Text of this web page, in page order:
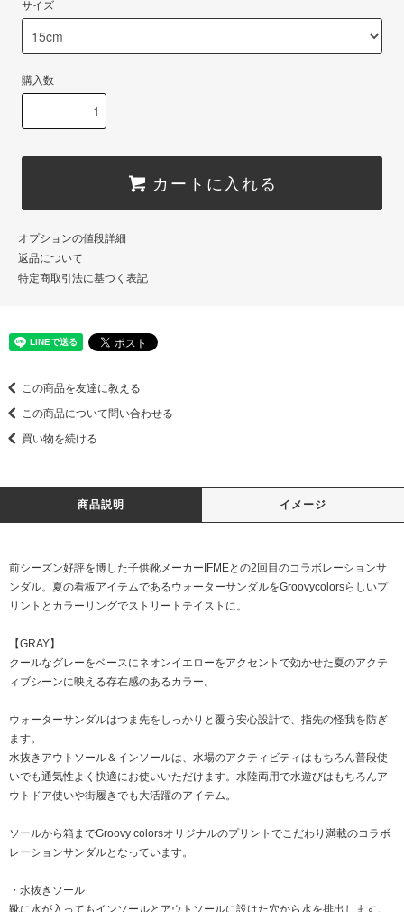
サイズ
購入数
カートに入れる
オプションの値段詳細
返品について
特定商取引法に基づく表記
この商品を友達に教える
この商品について問い合わせる
買い物を続ける
商品説明 イメージ
前シーズン好評を博した子供靴メーカーIFMEとの2回目のコラボレーションサ
ンダル。夏の看板アイテムであるウォーターサンダルをGroovycolorsらしいプ
リントとカラーリングでストリートテイストに。
【GRAY】
クールなグレーをベースにネオンイエローをアクセントで効かせた夏のアクテ
ィブシーンに映える存在感のあるカラー。
ウォーターサンダルはつま先をしっかりと覆う安心設計で、指先の怪我を防ぎ
ます。
水抜きアウトソール＆インソールは、水場のアクティビティはもちろん普段使
いでも通気性よく快適にお使いいただけます。水陸両用で水遊びはもちろんア
ウトドア使いや街履きでも大活躍のアイテム。
ソールから箱までGroovy colorsオリジナルのプリントでこだわり満載のコラボ
レーションサンダルとなっています。
・水抜きソール
靴に水が入ってもインソールとアウトソールに設けた穴から水を排出します。